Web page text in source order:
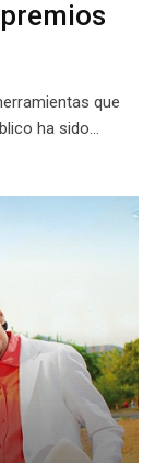
que
ha sido…